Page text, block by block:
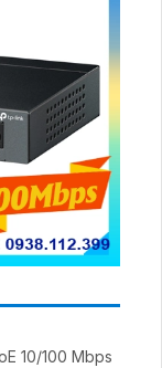
10/100 Mbps